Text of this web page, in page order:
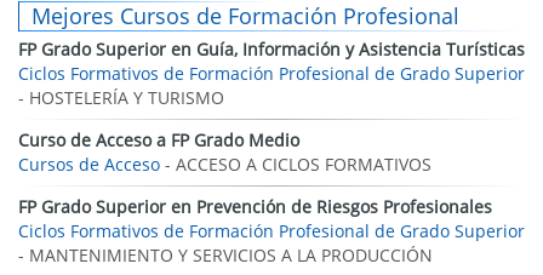
Mejores Cursos de Formación Profesional
FP Grado Superior en Guía, Información y Asistencia Turísticas
Ciclos Formativos de Formación Profesional de Grado Superior
- HOSTELERÍA Y TURISMO
Curso de Acceso a FP Grado Medio
Cursos de Acceso - ACCESO A CICLOS FORMATIVOS
FP Grado Superior en Prevención de Riesgos Profesionales
Ciclos Formativos de Formación Profesional de Grado Superior
- MANTENIMIENTO Y SERVICIOS A LA PRODUCCIÓN